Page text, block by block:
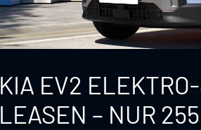
KIA EV2
LEASEN – NUR